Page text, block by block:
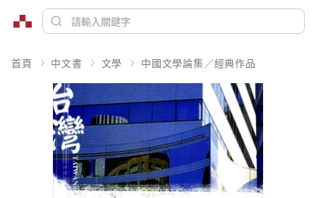
首頁 中文書 文學 中國文學論集／經典作品